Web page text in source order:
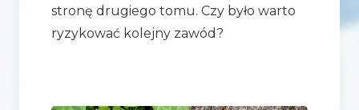
stronę drugiego tomu. Czy było warto
ryzykować kolejny zawód?